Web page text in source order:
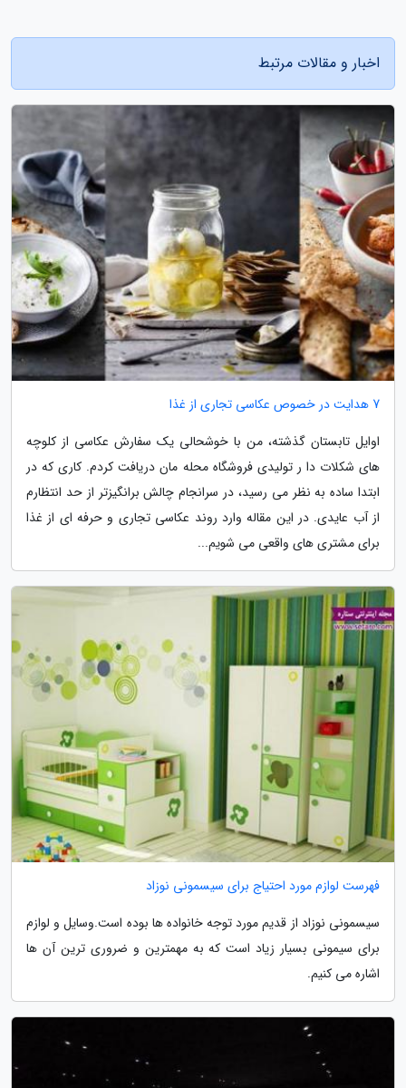
اخبار و مقالات مرتبط
7 هدایت در خصوص عکاسی تجاری از غذا
اوایل تابستان گذشته، من با خوشحالی یک سفارش عکاسی از کلوچه
های شکلات دا ر تولیدی فروشگاه محله مان دریافت کردم. کاری که در
ابتدا ساده به نظر می رسید، در سرانجام چالش برانگیزتر از حد انتظارم
از آب عایدی. در این مقاله وارد روند عکاسی تجاری و حرفه ای از غذا
برای مشتری های واقعی می شویم...
فهرست لوازم مورد احتیاج برای سیسمونی نوزاد
سیسمونی نوزاد از قدیم مورد توجه خانواده ها بوده است.وسایل و لوازم
برای سیمونی بسیار زیاد است که به مهمترین و ضروری ترین آن ها
اشاره می کنیم.